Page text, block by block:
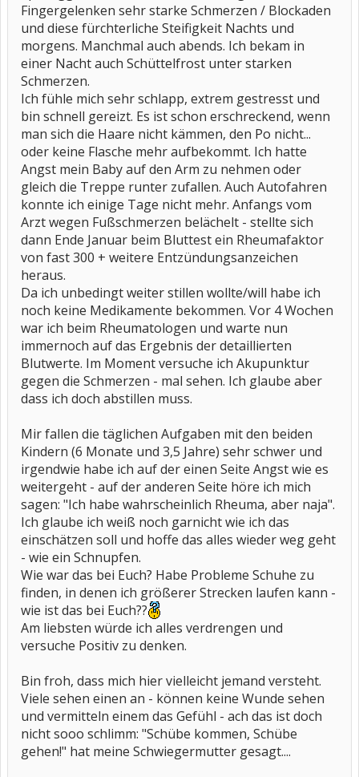
Fingergelenken sehr starke Schmerzen / Blockaden
und diese fürchterliche Steifigkeit Nachts und
morgens. Manchmal auch abends. Ich bekam in
einer Nacht auch Schüttelfrost unter starken
Schmerzen.
Ich fühle mich sehr schlapp, extrem gestresst und
bin schnell gereizt. Es ist schon erschreckend, wenn
man sich die Haare nicht kämmen, den Po nicht...
oder keine Flasche mehr aufbekommt. Ich hatte
Angst mein Baby auf den Arm zu nehmen oder
gleich die Treppe runter zufallen. Auch Autofahren
konnte ich einige Tage nicht mehr. Anfangs vom
Arzt wegen Fußschmerzen belächelt - stellte sich
dann Ende Januar beim Bluttest ein Rheumafaktor
von fast 300 + weitere Entzündungsanzeichen
heraus.
Da ich unbedingt weiter stillen wollte/will habe ich
noch keine Medikamente bekommen. Vor 4 Wochen
war ich beim Rheumatologen und warte nun
immernoch auf das Ergebnis der detaillierten
Blutwerte. Im Moment versuche ich Akupunktur
gegen die Schmerzen - mal sehen. Ich glaube aber
dass ich doch abstillen muss.
Mir fallen die täglichen Aufgaben mit den beiden
Kindern (6 Monate und 3,5 Jahre) sehr schwer und
irgendwie habe ich auf der einen Seite Angst wie es
weitergeht - auf der anderen Seite höre ich mich
sagen: "Ich habe wahrscheinlich Rheuma, aber naja".
Ich glaube ich weiß noch garnicht wie ich das
einschätzen soll und hoffe das alles wieder weg geht
- wie ein Schnupfen.
Wie war das bei Euch? Habe Probleme Schuhe zu
finden, in denen ich größerer Strecken laufen kann -
wie ist das bei Euch??
Am liebsten würde ich alles verdrengen und
versuche Positiv zu denken.
Bin froh, dass mich hier vielleicht jemand versteht.
Viele sehen einen an - können keine Wunde sehen
und vermitteln einem das Gefühl - ach das ist doch
nicht sooo schlimm: "Schübe kommen, Schübe
gehen!" hat meine Schwiegermutter gesagt....